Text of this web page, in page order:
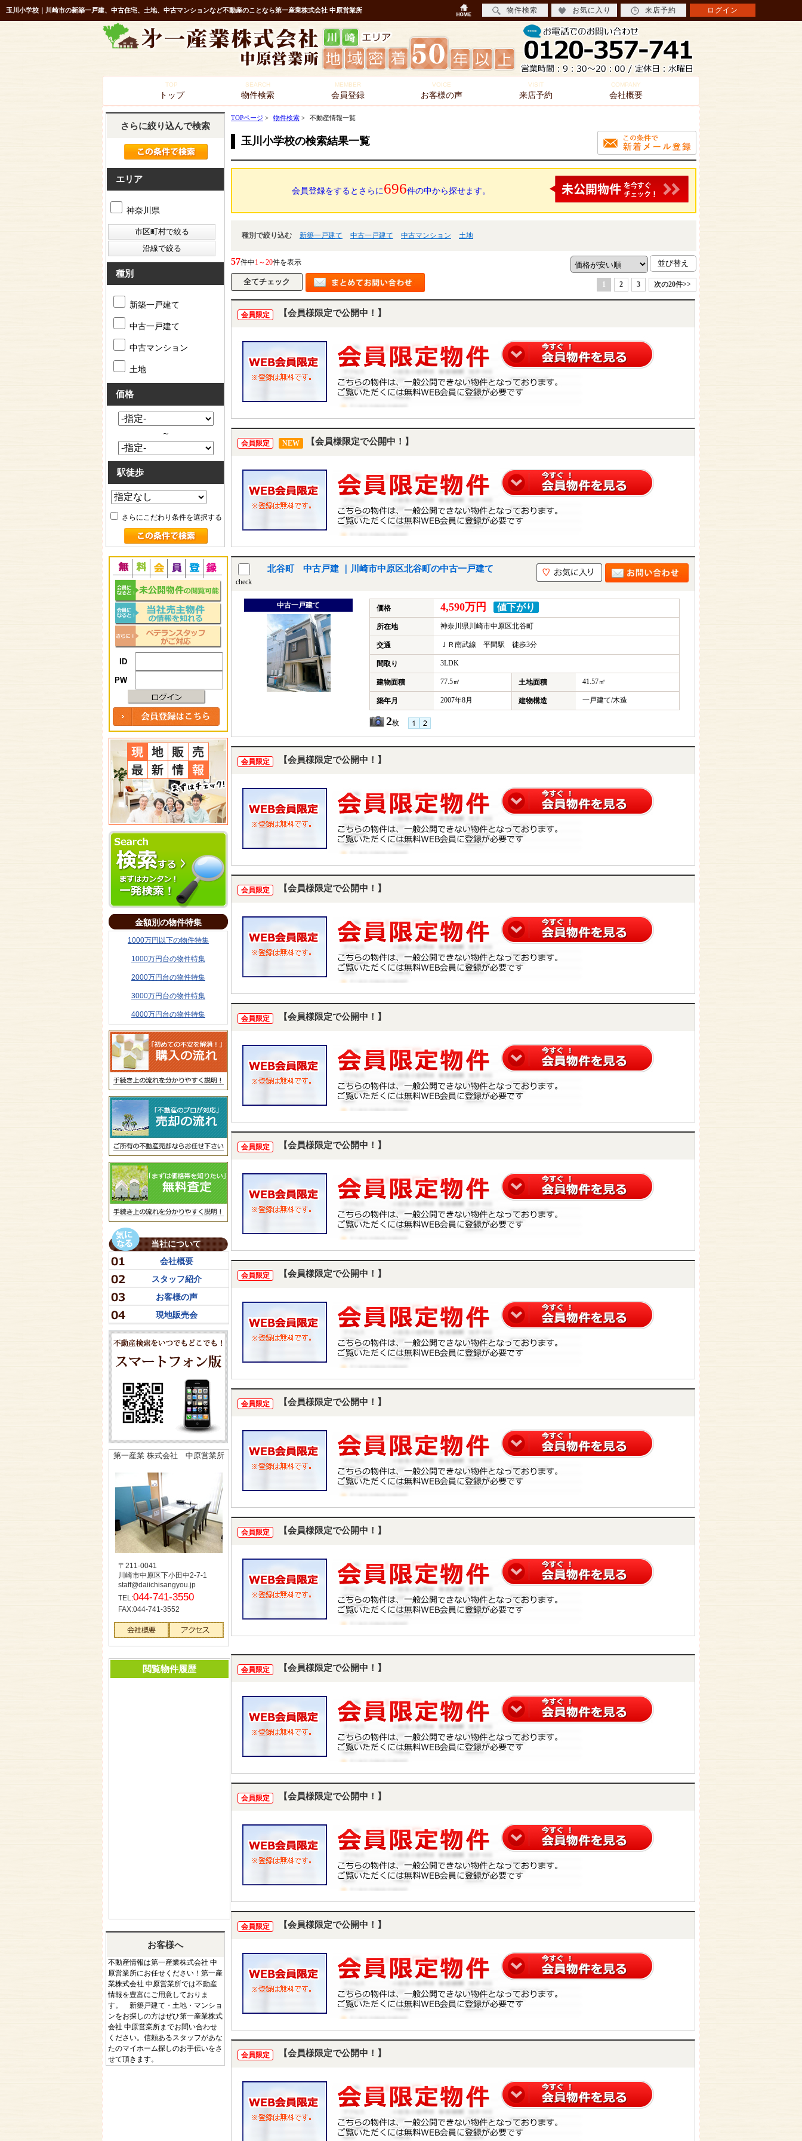
玉川小学校｜川崎市の新築一戸建、中古住宅、土地、中古マンションなど不動産のことなら第一産業株式会社 中原営業所
TOP
トップ
SEARCH
物件検索
MEMBER
会員登録
VOICE
お客様の声
VISIT
来店予約
COMPANY
会社概要
TOPページ > 物件検索 > 不動産情報一覧
玉川小学校の検索結果一覧
会員登録をするとさらに696件の中から探せます。
種別で絞り込む 新築一戸建て 中古一戸建て 中古マンション 土地
57件中1～20件を表示
1 2 3 次の20件>>
会員限定 【会員様限定で公開中！】
会員限定 NEW 【会員様限定で公開中！】
check
北谷町 中古戸建 ｜川崎市中原区北谷町の中古一戸建て
中古一戸建て 価格 4,590万円 値下がり
所在地 神奈川県川崎市中原区北谷町
交通 ＪＲ南武線 平間駅 徒歩3分
間取り 3LDK
建物面積 77.5㎡ 土地面積 41.57㎡
築年月 2007年8月 建物構造 一戸建て/木造
2枚
会員限定 【会員様限定で公開中！】
会員限定 【会員様限定で公開中！】
会員限定 【会員様限定で公開中！】
会員限定 【会員様限定で公開中！】
会員限定 【会員様限定で公開中！】
会員限定 【会員様限定で公開中！】
会員限定 【会員様限定で公開中！】
会員限定 【会員様限定で公開中！】
会員限定 【会員様限定で公開中！】
会員限定 【会員様限定で公開中！】
会員限定 【会員様限定で公開中！】
さらに絞り込んで検索
エリア
神奈川県
種別
新築一戸建て
中古一戸建て
中古マンション
土地
価格
～
駅徒歩
さらにこだわり条件を選択する
ID
PW
金額別の物件特集
1000万円以下の物件特集
1000万円台の物件特集
2000万円台の物件特集
3000万円台の物件特集
4000万円台の物件特集
当社について
会社概要
スタッフ紹介
お客様の声
現地販売会
第一産業 株式会社 中原営業所
〒211-0041
川崎市中原区下小田中2-7-1
staff@daiichisangyou.jp
TEL:044-741-3550
FAX:044-741-3552
閲覧物件履歴
お客様へ
不動産情報は第一産業株式会社 中
原営業所にお任せください！第一産
業株式会社 中原営業所では不動産
情報を豊富にご用意しておりま
す。 新築戸建て・土地・マンショ
ンをお探しの方はぜひ第一産業株式
会社 中原営業所までお問い合わせ
ください。信頼あるスタッフがあな
たのマイホーム探しのお手伝いをさ
せて頂きます。
物件検索 お気に入り 来店予約 ログイン